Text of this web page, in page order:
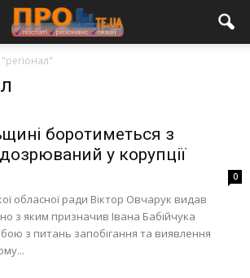
"регіонал"
боротиметься з
у корупції
0
обласної ради Віктор Овчарук видав
з яким призначив Івана Бабійчука
з питань запобігання та виявлення